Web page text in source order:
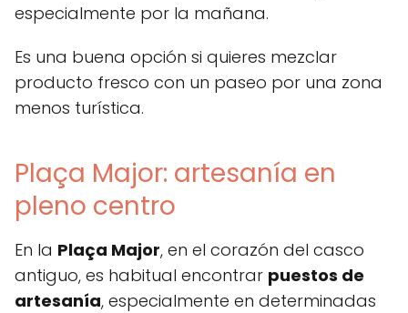
especialmente por la mañana.
Es una buena opción si quieres mezclar
producto fresco con un paseo por una zona
menos turística.
Plaça Major: artesanía en
pleno centro
En la Plaça Major, en el corazón del casco
antiguo, es habitual encontrar puestos de
artesanía, especialmente en determinadas